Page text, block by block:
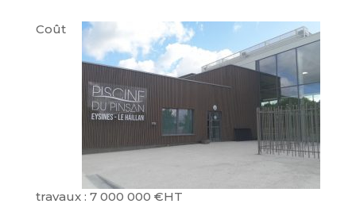
Coût
travaux : 7 000 000 €HT